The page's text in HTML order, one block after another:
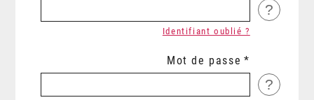
?
Identifiant oublié ?
Mot de passe
?